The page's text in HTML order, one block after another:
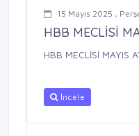
15 Mayıs 2025 ,
HBB MECLİSİ
HBB MECLİSİ MAYIS
İncele